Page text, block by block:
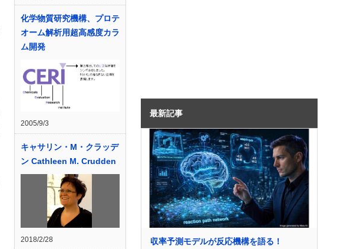
化学物質研究機構、プロテ
オーム解析用超高感度カラ
ム開発
2005/9/3
キャサリン・M・クラッデ
ン Cathleen M. Crudden
2018/2/28
最新記事
収率予測モデルが反応機構を語る！